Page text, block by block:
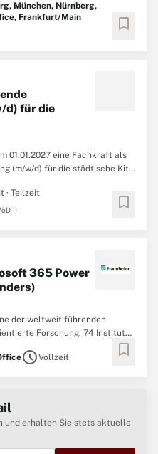
und Einsatzfähigkeit der
...
München, Nürnberg,
Frankfurt/Main
bookmark
d) für die
01.01.2027 eine Fachkraft als
(m/w/d) für die städtische Kita
Kita-Leitung mit einem
Kita-Gruppe ...
· Teilzeit
) bookmark
365 Power
der weltweit führenden
Forschung. 74 Institute
für unsere Wirtschaft und
aus Technik,
scheduleVollzeit bookmark
und erhalten Sie stets aktuelle